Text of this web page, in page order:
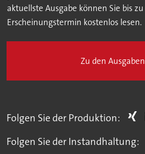
aktuellste Ausgabe können Sie bis zu
Erscheinungstermin kostenlos lesen.
Zu den Ausgaben
Folgen Sie der Produktion:
Folgen Sie der Instandhaltung: